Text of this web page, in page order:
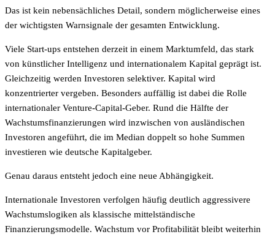
Das ist kein nebensächliches Detail, sondern möglicherweise eines
der wichtigsten Warnsignale der gesamten Entwicklung.
Viele Start-ups entstehen derzeit in einem Marktumfeld, das stark
von künstlicher Intelligenz und internationalem Kapital geprägt ist.
Gleichzeitig werden Investoren selektiver. Kapital wird
konzentrierter vergeben. Besonders auffällig ist dabei die Rolle
internationaler Venture-Capital-Geber. Rund die Hälfte der
Wachstumsfinanzierungen wird inzwischen von ausländischen
Investoren angeführt, die im Median doppelt so hohe Summen
investieren wie deutsche Kapitalgeber.
Genau daraus entsteht jedoch eine neue Abhängigkeit.
Internationale Investoren verfolgen häufig deutlich aggressivere
Wachstumslogiken als klassische mittelständische
Finanzierungsmodelle. Wachstum vor Profitabilität bleibt weiterhin